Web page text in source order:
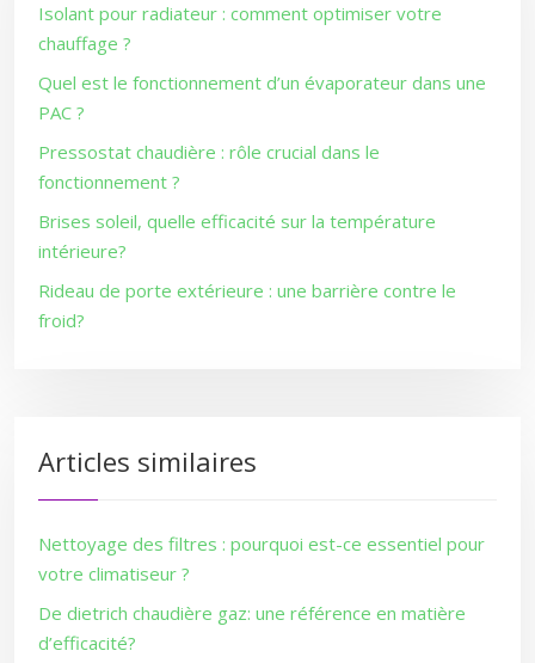
Isolant pour radiateur : comment optimiser votre
chauffage ?
Quel est le fonctionnement d’un évaporateur dans une
PAC ?
Pressostat chaudière : rôle crucial dans le
fonctionnement ?
Brises soleil, quelle efficacité sur la température
intérieure?
Rideau de porte extérieure : une barrière contre le
froid?
Articles similaires
Nettoyage des filtres : pourquoi est-ce essentiel pour
votre climatiseur ?
De dietrich chaudière gaz: une référence en matière
d’efficacité?